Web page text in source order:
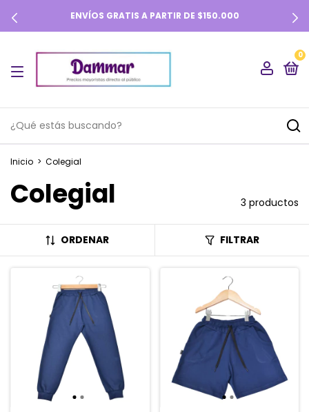
ENVÍOS GRATIS A PARTIR DE $150.000
0
Inicio > Colegial
Colegial 3 productos
ORDENAR FILTRAR